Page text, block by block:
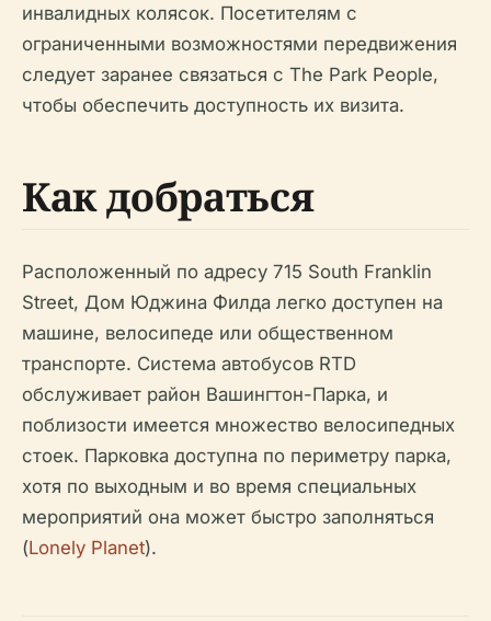
инвалидных колясок. Посетителям с
ограниченными возможностями передвижения
следует заранее связаться с The Park People,
чтобы обеспечить доступность их визита.
Как добраться
Расположенный по адресу 715 South Franklin
Street, Дом Юджина Филда легко доступен на
машине, велосипеде или общественном
транспорте. Система автобусов RTD
обслуживает район Вашингтон-Парка, и
поблизости имеется множество велосипедных
стоек. Парковка доступна по периметру парка,
хотя по выходным и во время специальных
мероприятий она может быстро заполняться
(Lonely Planet).